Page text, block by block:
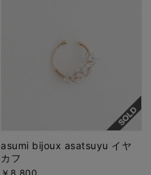
asumi bijoux asatsuyu イヤ
カフ